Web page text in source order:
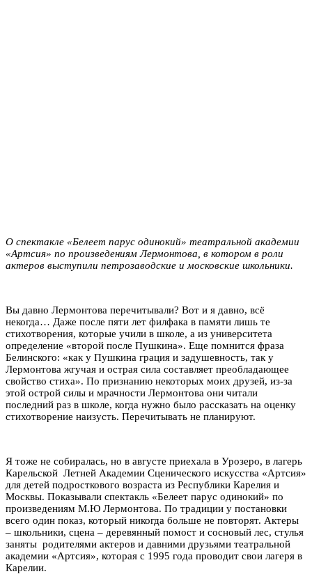
О спектакле «Белеет парус одинокий» театральной академии
«Артсия» по произведениям Лермонтова, в котором в роли
актеров выступили петрозаводские и московские школьники.
Вы давно Лермонтова перечитывали? Вот и я давно, всё
некогда… Даже после пяти лет филфака в памяти лишь те
стихотворения, которые учили в школе, а из университета
определение «второй после Пушкина». Еще помнится фраза
Белинского: «как у Пушкина грация и задушевность, так у
Лермонтова жгучая и острая сила составляет преобладающее
свойство стиха». По признанию некоторых моих друзей, из-за
этой острой силы и мрачности Лермонтова они читали
последний раз в школе, когда нужно было рассказать на оценку
стихотворение наизусть. Перечитывать не планируют.
Я тоже не собиралась, но в августе приехала в Урозеро, в лагерь
Карельской Летней Академии Сценического искусства «Артсия»
для детей подросткового возраста из Республики Карелия и
Москвы. Показывали спектакль «Белеет парус одинокий» по
произведениям М.Ю Лермонтова. По традиции у постановки
всего один показ, который никогда больше не повторят. Актеры
– школьники, сцена – деревянный помост и сосновый лес, стулья
заняты родителями актеров и давними друзьями театральной
академии «Артсия», которая с 1995 года проводит свои лагеря в
Карелии.